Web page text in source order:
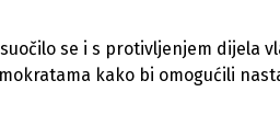
se i s protivljenjem dijela
kako bi omogućili